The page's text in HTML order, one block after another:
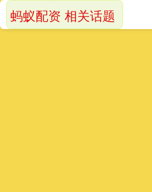
蚂蚁配资 相关话题